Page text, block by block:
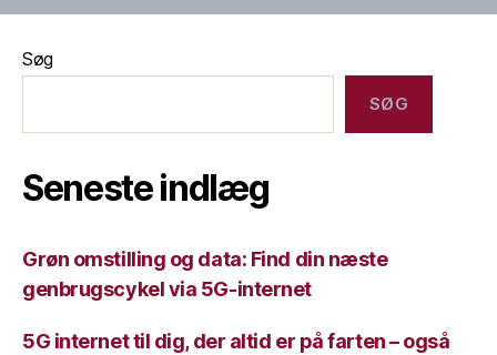
Søg
SØG
Seneste indlæg
Grøn omstilling og data: Find din næste
genbrugscykel via 5G-internet
5G internet til dig, der altid er på farten – også